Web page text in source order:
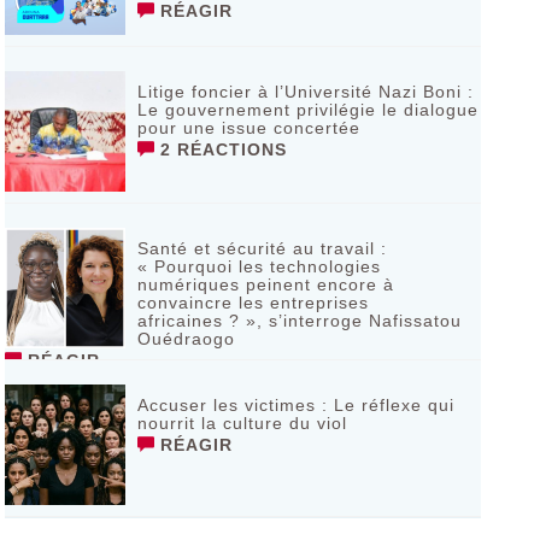
RÉAGIR
Litige foncier à l’Université Nazi Boni :
Le gouvernement privilégie le dialogue
pour une issue concertée
2 RÉACTIONS
Santé et sécurité au travail :
« Pourquoi les technologies
numériques peinent encore à
convaincre les entreprises
africaines ? », s’interroge Nafissatou
Ouédraogo
RÉAGIR
Accuser les victimes : Le réflexe qui
nourrit la culture du viol
RÉAGIR